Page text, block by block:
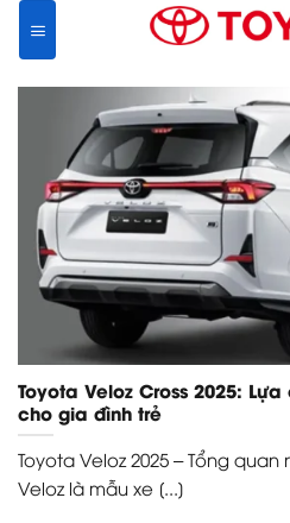
Skip
content
Toyota Veloz Cross 2025:
cho gia đình trẻ
Toyota Veloz 2025 – Tổng
Veloz là mẫu xe [...]